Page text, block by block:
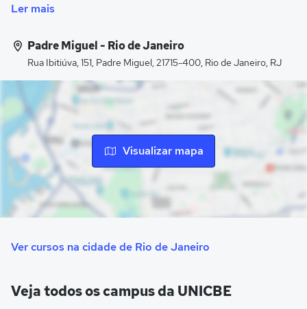
unidades espalhadas pela capital fluminense.
Ler mais
Padre Miguel - Rio de Janeiro
Rua Ibitiúva, 151, Padre Miguel, 21715-400, Rio de Janeiro, RJ
Visualizar mapa
Ver cursos na cidade de Rio de Janeiro
Veja todos os campus da UNICBE